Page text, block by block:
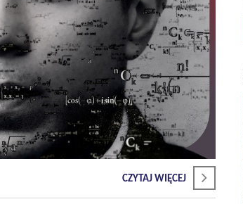
CZYTAJ WIĘCEJ